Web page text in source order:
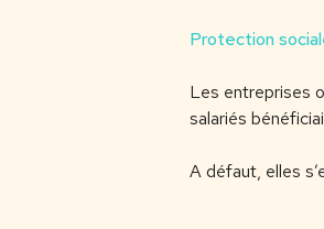
Protection
Les entreprises
salariés
A défaut, elles